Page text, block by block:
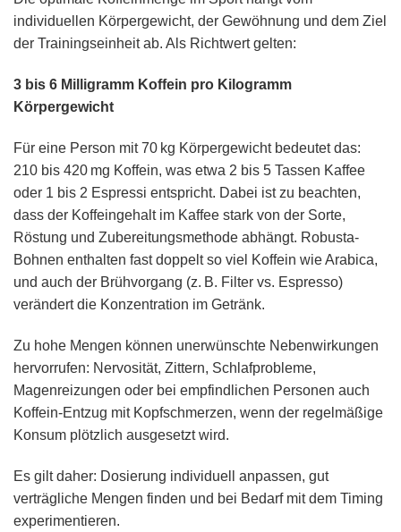
individuellen Körpergewicht, der Gewöhnung und dem Ziel
der Trainingseinheit ab. Als Richtwert gelten:
3 bis 6 Milligramm Koffein pro Kilogramm
Körpergewicht
Für eine Person mit 70 kg Körpergewicht bedeutet das:
210 bis 420 mg Koffein, was etwa 2 bis 5 Tassen Kaffee
oder 1 bis 2 Espressi entspricht. Dabei ist zu beachten,
dass der Koffeingehalt im Kaffee stark von der Sorte,
Röstung und Zubereitungsmethode abhängt. Robusta-
Bohnen enthalten fast doppelt so viel Koffein wie Arabica,
und auch der Brühvorgang (z. B. Filter vs. Espresso)
verändert die Konzentration im Getränk.
Zu hohe Mengen können unerwünschte Nebenwirkungen
hervorrufen: Nervosität, Zittern, Schlafprobleme,
Magenreizungen oder bei empfindlichen Personen auch
Koffein-Entzug mit Kopfschmerzen, wenn der regelmäßige
Konsum plötzlich ausgesetzt wird.
Es gilt daher: Dosierung individuell anpassen, gut
verträgliche Mengen finden und bei Bedarf mit dem Timing
experimentieren.